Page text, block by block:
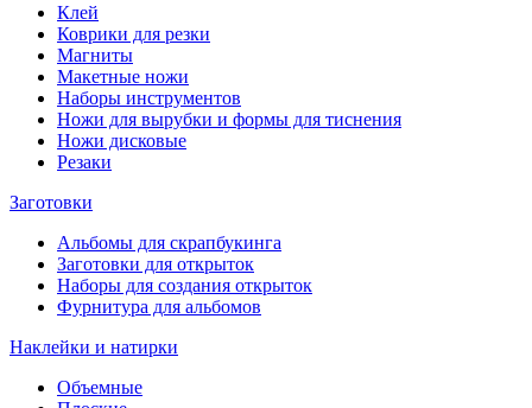
Клей
Коврики для резки
Магниты
Макетные ножи
Наборы инструментов
Ножи для вырубки и формы для тиснения
Ножи дисковые
Резаки
Заготовки
Альбомы для скрапбукинга
Заготовки для открыток
Наборы для создания открыток
Фурнитура для альбомов
Наклейки и натирки
Объемные